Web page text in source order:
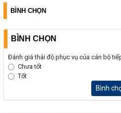
BÌNH CHỌN
BÌNH CHỌN
Đánh giá thái độ phục vụ của cán bộ
Chưa tốt
Tốt
Bình